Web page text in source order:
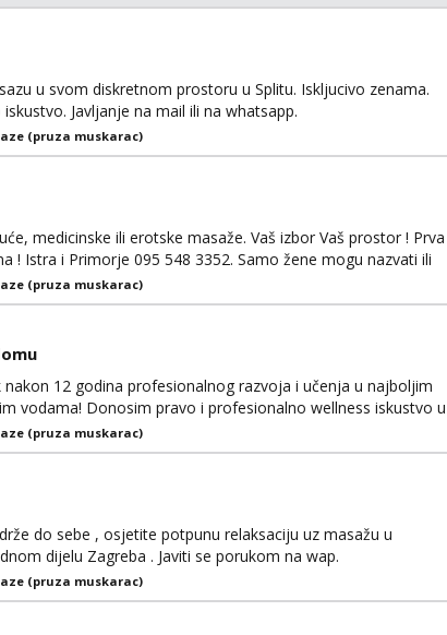
u svom diskretnom prostoru u Splitu. Iskljucivo zenama.
Javljanje na mail ili na whatsapp.
(pruza muskarac)
medicinske ili erotske masaže. Vaš izbor Vaš prostor ! Prva
! Istra i Primorje 095 548 3352. Samo žene mogu nazvati ili
ne primam!
(pruza muskarac)
12 godina profesionalnog razvoja i učenja u najboljim
vodama! Donosim pravo i profesionalno wellness iskustvo u
wellness tretman koji uključuje masažu cijelog tijela i
tretman bio kvalitetan, uz poznavan...
(pruza muskarac)
do sebe , osjetite potpunu relaksaciju uz masažu u
dijelu Zagreba . Javiti se porukom na wap.
(pruza muskarac)